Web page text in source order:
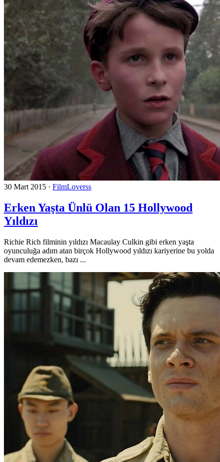
30 Mart 2015 · FilmLoverss
Erken Yaşta Ünlü Olan 15 Hollywood
Yıldızı
Richie Rich filminin yıldızı Macaulay Culkin gibi erken yaşta
oyunculuğa adım atan birçok Hollywood yıldızı kariyerine bu yolda
devam edemezken, bazı ...